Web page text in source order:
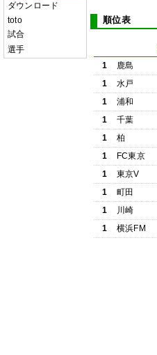
ダウンロード
toto
試合
選手
順位表
1 鹿島
1
水戸
1
浦和
1
千葉
1
柏
1
FC東京
1
東京V
1
町田
1
川崎
1
横浜FM